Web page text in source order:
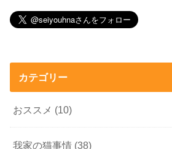
カテゴリー
おススメ (10)
我家の猫事情 (38)